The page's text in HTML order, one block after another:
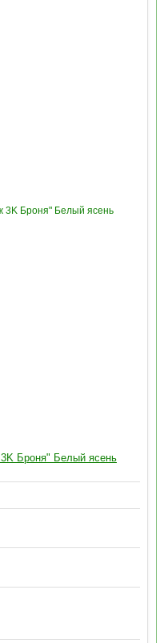
Броня" Белый ясень